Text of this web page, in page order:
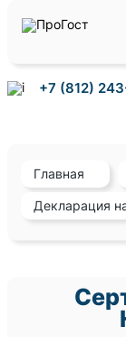
+7 (812)
Главная
Декларация